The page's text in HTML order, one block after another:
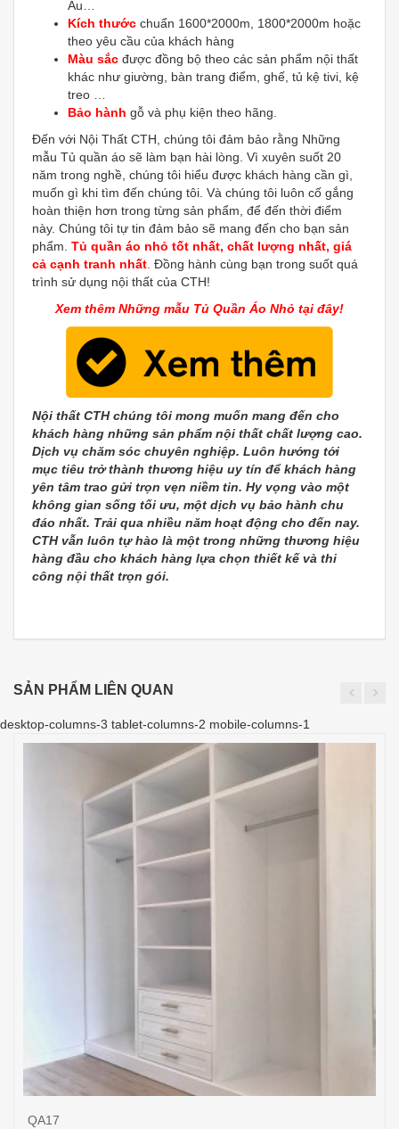
Âu…
Kích thước chuẩn 1600*2000m, 1800*2000m hoặc
theo yêu cầu của khách hàng
Màu sắc được đồng bộ theo các sản phẩm nội thất
khác như giường, bàn trang điểm, ghế, tủ kệ tivi, kệ
treo …
Bảo hành gỗ và phụ kiện theo hãng.
Đến với Nội Thất CTH, chúng tôi đảm bảo rằng Những
mẫu Tủ quần áo sẽ làm bạn hài lòng. Vì xuyên suốt 20
năm trong nghề, chúng tôi hiểu được khách hàng cần gì,
muốn gì khi tìm đến chúng tôi. Và chúng tôi luôn cố gắng
hoàn thiện hơn trong từng sản phẩm, để đến thời điểm
này. Chúng tôi tự tin đảm bảo sẽ mang đến cho bạn sản
phẩm. Tủ quần áo nhỏ tốt nhất, chất lượng nhất, giá
cả cạnh tranh nhất Đồng hành cùng bạn trong suốt quá
trình sử dụng nội thất của CTH!
Xem thêm Những mẫu Tủ Quần Áo Nhỏ tại đây!
Nội thất CTH chúng tôi mong muốn mang đến cho
khách hàng những sản phẩm nội thất chất lượng cao.
Dịch vụ chăm sóc chuyên nghiệp. Luôn hướng tới
mục tiêu trở thành thương hiệu uy tín để khách hàng
yên tâm trao gửi trọn vẹn niềm tin. Hy vọng vào một
không gian sống tối ưu, một dịch vụ bảo hành chu
đáo nhất. Trải qua nhiều năm hoạt động cho đến nay.
CTH vẫn luôn tự hào là một trong những thương hiệu
hàng đầu cho khách hàng lựa chọn thiết kế và thi
công nội thất trọn gói.
SẢN PHẨM LIÊN QUAN
desktop-columns-3 tablet-columns-2 mobile-columns-1
QA17